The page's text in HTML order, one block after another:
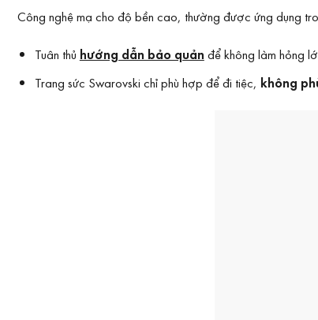
Công nghệ mạ cho độ bền cao, thường được ứng dụng
Tuân thủ hướng dẫn bảo quản để không làm hỏng
Trang sức Swarovski chỉ phù hợp để đi tiệc, không